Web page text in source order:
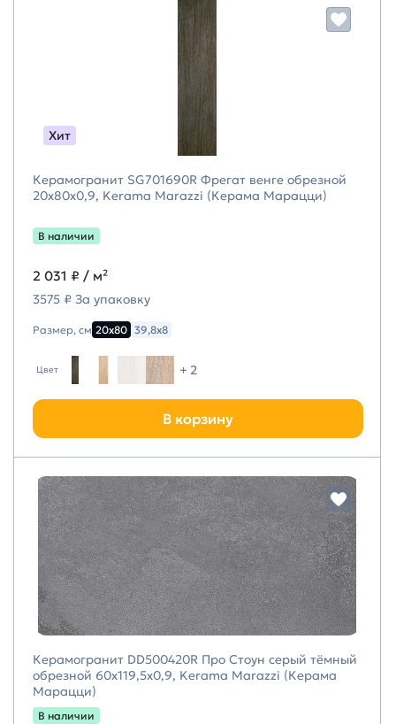
Хит
Керамогранит SG701690R Фрегат венге обрезной
20x80x0,9, Kerama Marazzi (Керама Марацци)
В наличии
2 031 ₽ / м²
3575 ₽ За упаковку
Размер, см 20х80 39,8х8
Цвет + 2
В корзину
Керамогранит DD500420R Про Стоун серый тёмный
обрезной 60x119,5x0,9, Kerama Marazzi (Керама
Марацци)
В наличии